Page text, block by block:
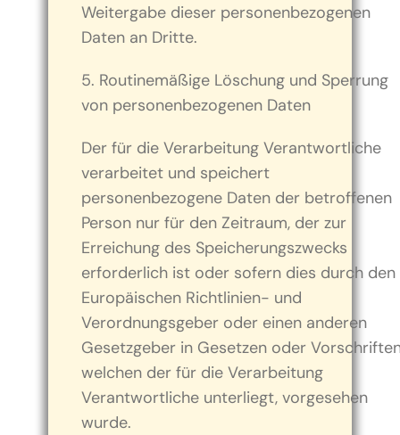
Weitergabe dieser personenbezogenen
Daten an Dritte.
5. Routinemäßige Löschung und Sperrung
von personenbezogenen Daten
Der für die Verarbeitung Verantwortliche
verarbeitet und speichert
personenbezogene Daten der betroffenen
Person nur für den Zeitraum, der zur
Erreichung des Speicherungszwecks
erforderlich ist oder sofern dies durch den
Europäischen Richtlinien- und
Verordnungsgeber oder einen anderen
Gesetzgeber in Gesetzen oder
welchen der für die Verarbeitung
Verantwortliche unterliegt, vorgesehen
wurde.